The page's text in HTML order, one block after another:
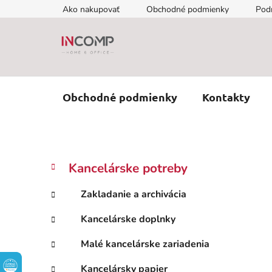
na
Ako nakupovať Obchodné podmienky
Obchodné podmienky Kontakty
B
č
ý
p
Preskočiť
kategórie
K
a
e
g
ó
r
e
Kancelárske potreby
Zakladanie a archivácia
Kancelárske doplnky
Malé kancelárske zariadenia
Kancelársky papier